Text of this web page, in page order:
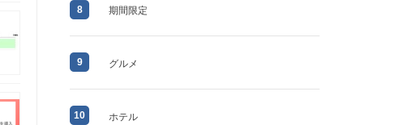
8 期間限定
9 グルメ
10 ホテル